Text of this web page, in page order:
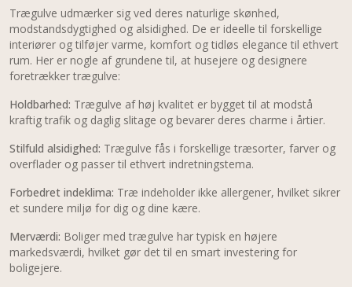
Trægulve udmærker sig ved deres naturlige skønhed,
modstandsdygtighed og alsidighed. De er ideelle til forskellige
interiører og tilføjer varme, komfort og tidløs elegance til ethvert
rum. Her er nogle af grundene til, at husejere og designere
foretrækker trægulve:
Holdbarhed: Trægulve af høj kvalitet er bygget til at modstå
kraftig trafik og daglig slitage og bevarer deres charme i årtier.
Stilfuld alsidighed: Trægulve fås i forskellige træsorter, farver og
overflader og passer til ethvert indretningstema.
Forbedret indeklima: Træ indeholder ikke allergener, hvilket sikrer
et sundere miljø for dig og dine kære.
Merværdi: Boliger med trægulve har typisk en højere
markedsværdi, hvilket gør det til en smart investering for
boligejere.